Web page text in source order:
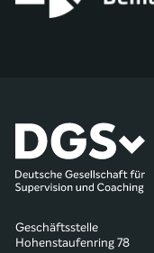
Geschäftsstelle
Hohenstaufenring 78